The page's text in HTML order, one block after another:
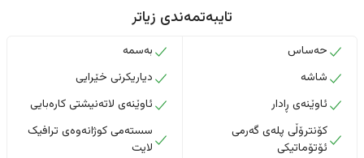
تایبەتمەندی زیاتر
حەساس
شاشە
ئاوێنەی ڕادار
کۆنترۆڵی پلەی گەرمی
ئۆتۆماتیکی
بەسمە
دیاریکرنی خێرایی
ئاوێنەی لاتەنیشتی کارەبایی
سستەمی کوژانەوەی ترافیک
لایت